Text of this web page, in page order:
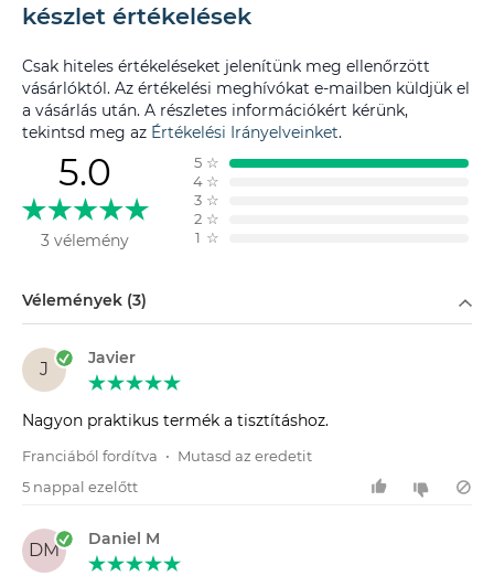
készlet értékelések
Csak hiteles értékeléseket jelenítünk meg ellenőrzött
vásárlóktól. Az értékelési meghívókat e-mailben küldjük el
a vásárlás után. A részletes információkért kérünk,
tekintsd meg az Értékelési Irányelveinket.
5.0
3 vélemény
5 ☆
4 ☆
3 ☆
2 ☆
1 ☆
Vélemények (3)
J
Javier
Nagyon praktikus termék a tisztításhoz.
Franciából fordítva • Mutasd az eredetit
5 nappal ezelőtt
DM
Daniel M